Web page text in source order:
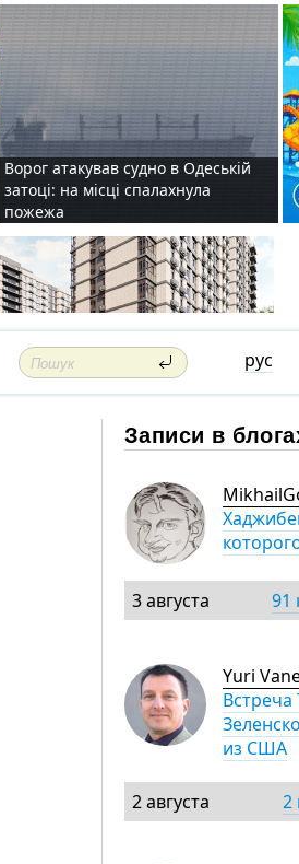
Ворог атакував судно в Одеській
затоці: на місці спалахнула
пожежа
рус
Записи в
3 августа 91
Yuri
из США
2 августа 2